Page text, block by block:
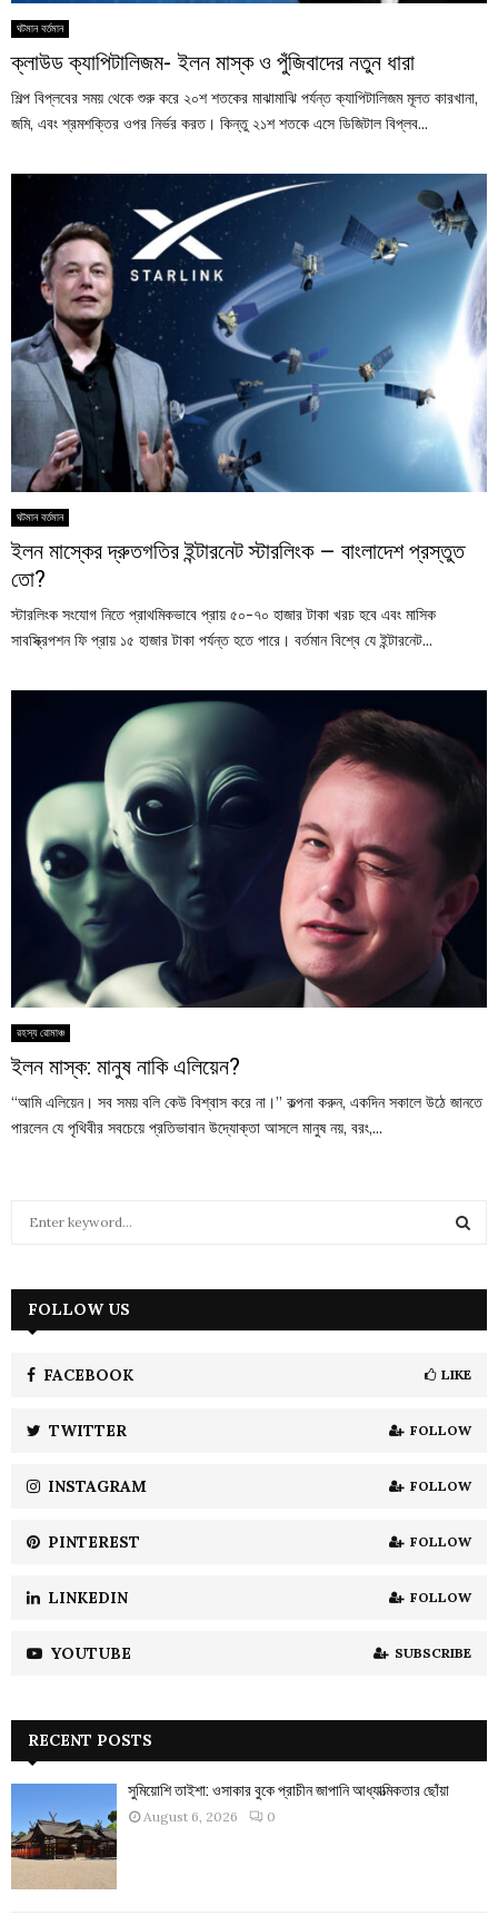
ঘটমান বর্তমান
ক্লাউড ক্যাপিটালিজম- ইলন মাস্ক ও পুঁজিবাদের নতুন ধারা
শিল্প বিপ্লবের সময় থেকে শুরু করে ২০শ শতকের মাঝামাঝি পর্যন্ত ক্যাপিটালিজম মূলত কারখানা,
জমি, এবং শ্রমশক্তির ওপর নির্ভর করত। কিন্তু ২১শ শতকে এসে ডিজিটাল বিপ্লব...
ঘটমান বর্তমান
ইলন মাস্কের দ্রুতগতির ইন্টারনেট স্টারলিংক – বাংলাদেশ প্রস্তুত
তো?
স্টারলিংক সংযোগ নিতে প্রাথমিকভাবে প্রায় ৫০-৭০ হাজার টাকা খরচ হবে এবং মাসিক
সাবস্ক্রিপশন ফি প্রায় ১৫ হাজার টাকা পর্যন্ত হতে পারে। বর্তমান বিশ্বে যে ইন্টারনেট...
রহস্য রোমাঞ্চ
ইলন মাস্ক: মানুষ নাকি এলিয়েন?
“আমি এলিয়েন। সব সময় বলি কেউ বিশ্বাস করে না।” কল্পনা করুন, একদিন সকালে উঠে জানতে
পারলেন যে পৃথিবীর সবচেয়ে প্রতিভাবান উদ্যোক্তা আসলে মানুষ নয়, বরং,...
h
H
FOLLOW US
FACEBOOK LIKE
TWITTER FOLLOW
INSTAGRAM FOLLOW
PINTEREST FOLLOW
LINKEDIN FOLLOW
YOUTUBE SUBSCRIBE
RECENT POSTS
সুমিয়োশি তাইশা: ওসাকার বুকে প্রাচীন জাপানি আধ্যাত্মিকতার ছোঁয়া
August 6, 2026 0